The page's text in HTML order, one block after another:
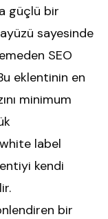
güçlü bir
sayesinde
SEO
eklentinin en
minimum
label
kendi
bir